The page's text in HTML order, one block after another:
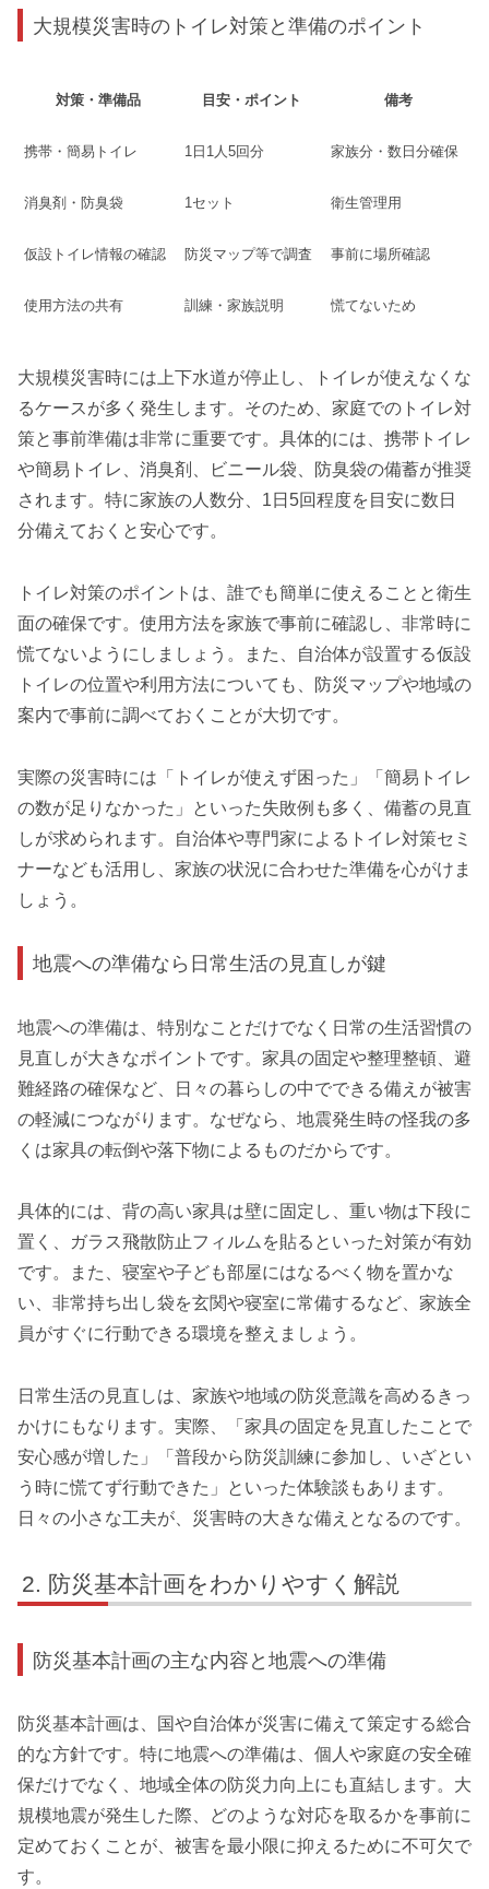
大規模災害時のトイレ対策と準備のポイント
対策・準備品 目安・ポイント 備考
携帯・簡易トイレ 1日1人5回分 家族分・数日分確保
消臭剤・防臭袋 1セット 衛生管理用
仮設トイレ情報の確認 防災マップ等で調査 事前に場所確認
使用方法の共有 訓練・家族説明 慌てないため
大規模災害時には上下水道が停止し、トイレが使えなくな
るケースが多く発生します。そのため、家庭でのトイレ対
策と事前準備は非常に重要です。具体的には、携帯トイレ
や簡易トイレ、消臭剤、ビニール袋、防臭袋の備蓄が推奨
されます。特に家族の人数分、1日5回程度を目安に数日
分備えておくと安心です。
トイレ対策のポイントは、誰でも簡単に使えることと衛生
面の確保です。使用方法を家族で事前に確認し、非常時に
慌てないようにしましょう。また、自治体が設置する仮設
トイレの位置や利用方法についても、防災マップや地域の
案内で事前に調べておくことが大切です。
実際の災害時には「トイレが使えず困った」「簡易トイレ
の数が足りなかった」といった失敗例も多く、備蓄の見直
しが求められます。自治体や専門家によるトイレ対策セミ
ナーなども活用し、家族の状況に合わせた準備を心がけま
しょう。
地震への準備なら日常生活の見直しが鍵
地震への準備は、特別なことだけでなく日常の生活習慣の
見直しが大きなポイントです。家具の固定や整理整頓、避
難経路の確保など、日々の暮らしの中でできる備えが被害
の軽減につながります。なぜなら、地震発生時の怪我の多
くは家具の転倒や落下物によるものだからです。
具体的には、背の高い家具は壁に固定し、重い物は下段に
置く、ガラス飛散防止フィルムを貼るといった対策が有効
です。また、寝室や子ども部屋にはなるべく物を置かな
い、非常持ち出し袋を玄関や寝室に常備するなど、家族全
員がすぐに行動できる環境を整えましょう。
日常生活の見直しは、家族や地域の防災意識を高めるきっ
かけにもなります。実際、「家具の固定を見直したことで
安心感が増した」「普段から防災訓練に参加し、いざとい
う時に慌てず行動できた」といった体験談もあります。
日々の小さな工夫が、災害時の大きな備えとなるのです。
防災基本計画をわかりやすく解説
防災基本計画の主な内容と地震への準備
防災基本計画は、国や自治体が災害に備えて策定する総合
的な方針です。特に地震への準備は、個人や家庭の安全確
保だけでなく、地域全体の防災力向上にも直結します。大
規模地震が発生した際、どのような対応を取るかを事前に
定めておくことが、被害を最小限に抑えるために不可欠で
す。